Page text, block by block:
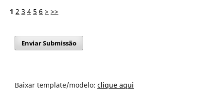
1 2 3 4 5 6 > >>
Enviar Submissão
Baixar template/modelo: clique aqui